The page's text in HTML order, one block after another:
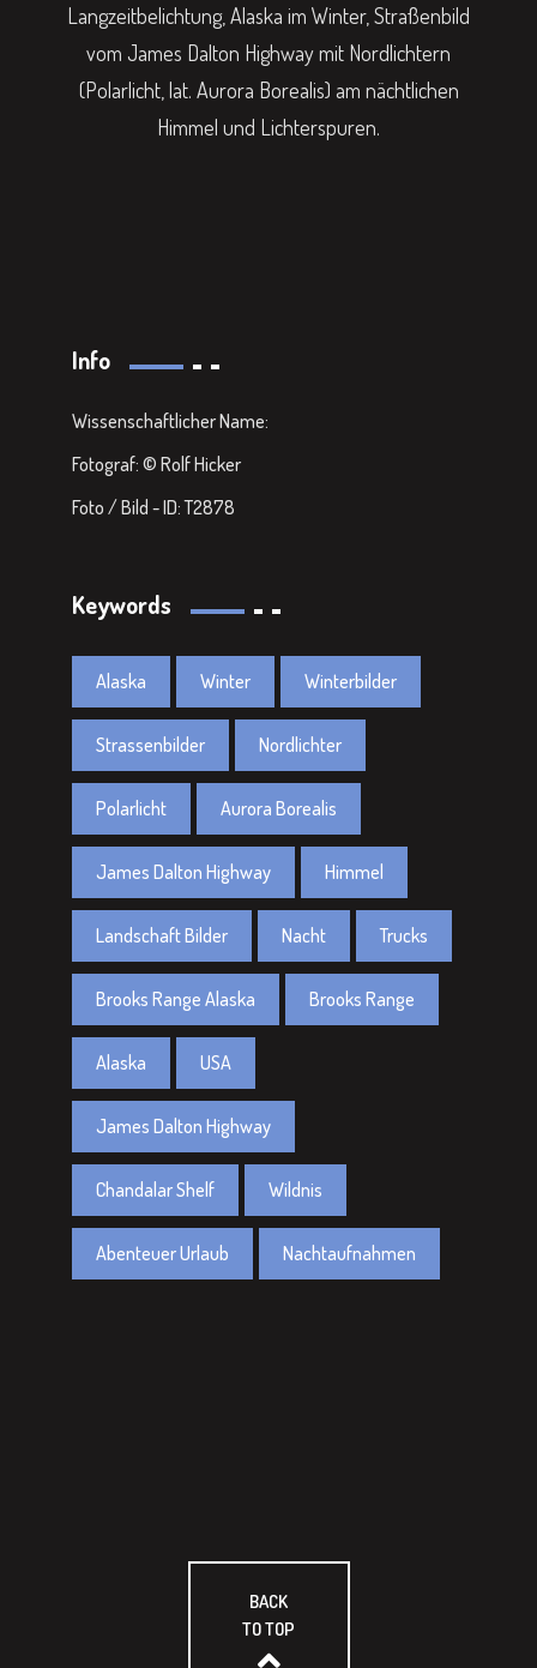
Langzeitbelichtung, Alaska im Winter, Straßenbild
vom James Dalton Highway mit Nordlichtern
(Polarlicht, lat. Aurora Borealis) am nächtlichen
Himmel und Lichterspuren.
Info
Wissenschaftlicher Name:
Fotograf: © Rolf Hicker
Foto / Bild - ID: T2878
Keywords
Alaska Winter Winterbilder
Strassenbilder Nordlichter
Polarlicht Aurora Borealis
James Dalton Highway Himmel
Landschaft Bilder Nacht Trucks
Brooks Range Alaska Brooks Range
Alaska USA
James Dalton Highway
Chandalar Shelf Wildnis
Abenteuer Urlaub Nachtaufnahmen
BACK
TO TOP